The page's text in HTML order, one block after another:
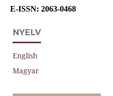
E-ISSN: 2063-0468
NYELV
English
Magyar